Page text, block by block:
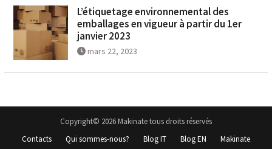
L’étiquetage environnemental des
emballages en vigueur à partir du 1er
janvier 2023
mars 22, 2023
Copyright© 2026 Makinate tous droits réservés
Contacts
Qui sommes-nous? Blog IT Blog EN Makinate